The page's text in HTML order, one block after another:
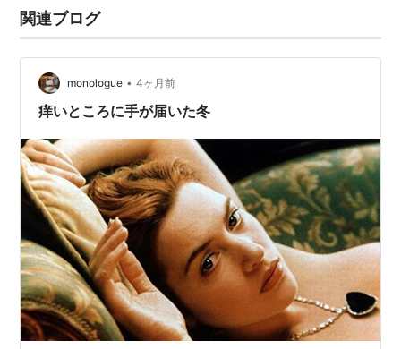
関連ブログ
monologue • 4ヶ月前
痒いところに手が届いた冬